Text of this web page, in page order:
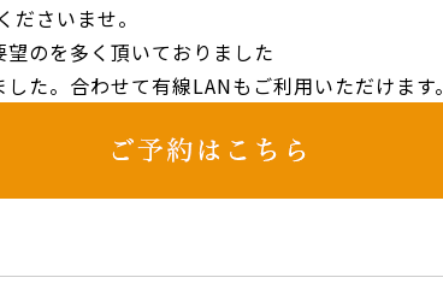
さいませ。
のを多く頂いておりました
た。合わせて有線LANもご利用いただけます。